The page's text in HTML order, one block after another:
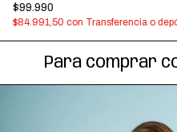
$99.990
$84.991,50 con Transferencia o
Para comprar